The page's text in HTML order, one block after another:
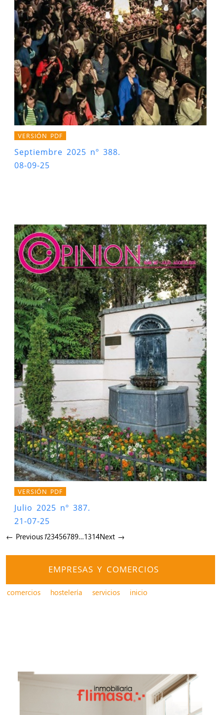
VERSIÓN PDF
Septiembre 2025 nº 388.
08-09-25
VERSIÓN PDF
Julio 2025 nº 387.
21-07-25
← Previous123456789…1314Next →
EMPRESAS Y COMERCIOS
comercios hostelería servicios inicio